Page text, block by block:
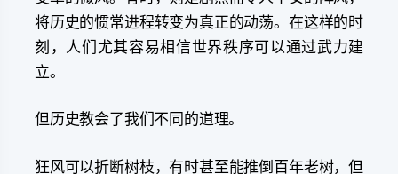
将历史的惯常进程转变为真正的动荡。在这样的时
刻，人们尤其容易相信世界秩序可以通过武力建
立。
但历史教会了我们不同的道理。
狂风可以折断树枝，有时甚至能推倒百年老树，但